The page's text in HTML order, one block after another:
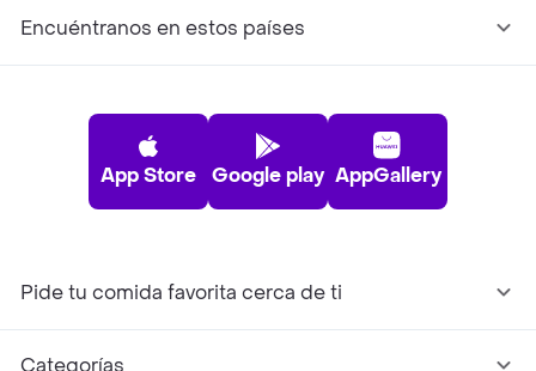
Encuéntranos en estos países
App Store Google play AppGallery
Pide tu comida favorita cerca de ti
Categorías